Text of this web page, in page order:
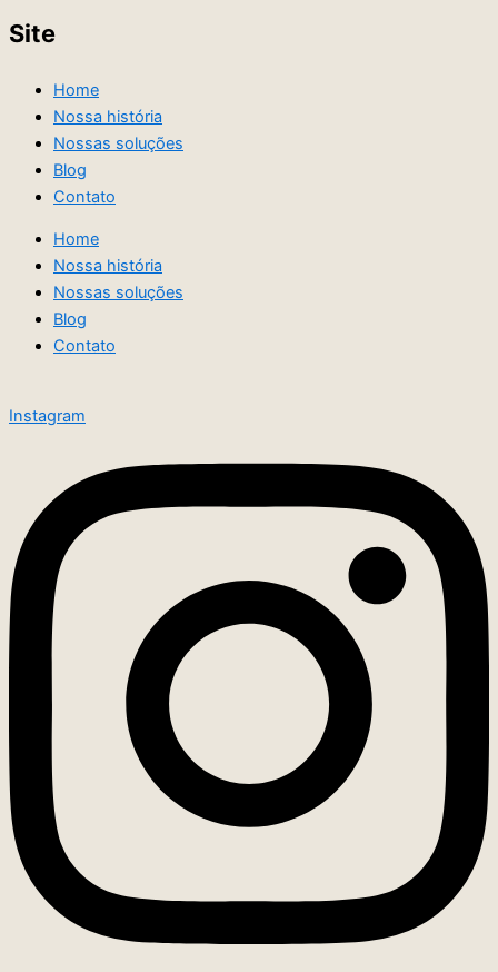
Site
Home
Nossa história
Nossas soluções
Blog
Contato
Home
Nossa história
Nossas soluções
Blog
Contato
Instagram